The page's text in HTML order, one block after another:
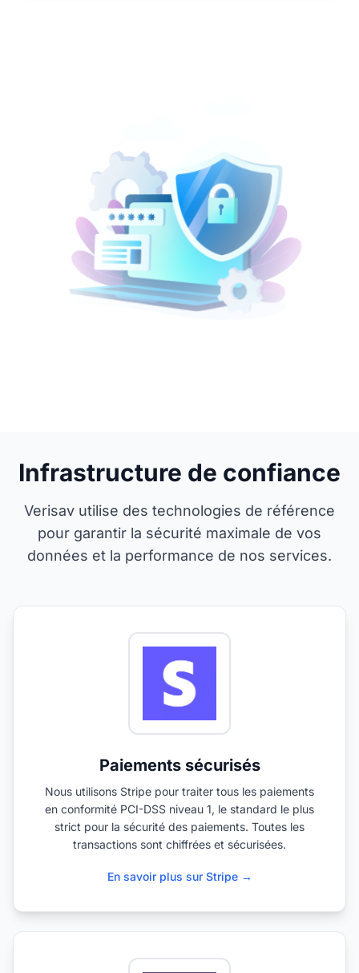
Infrastructure de confiance
Verisav utilise des technologies de référence
pour garantir la sécurité maximale de vos
données et la performance de nos services.
Paiements sécurisés
Nous utilisons Stripe pour traiter tous les paiements
en conformité PCI-DSS niveau 1, le standard le plus
strict pour la sécurité des paiements. Toutes les
transactions sont chiffrées et sécurisées.
En savoir plus sur Stripe →